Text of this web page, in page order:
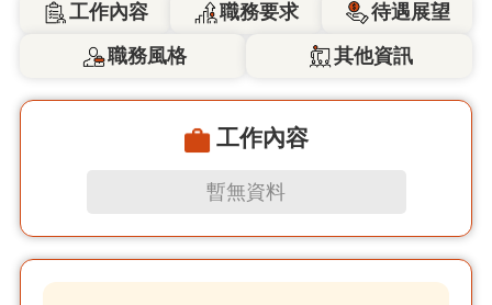
工作內容 職務要求
待遇展望
職務風格
其他資訊
工作內容
暫無資料